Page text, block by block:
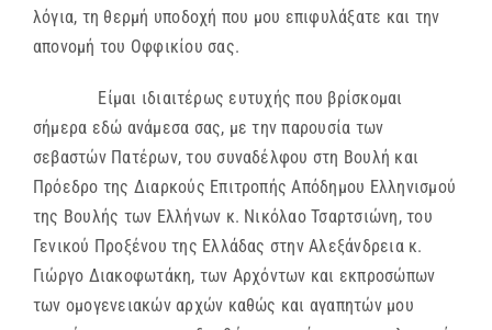
λόγια, τη θερμή υποδοχή που μου επιφυλάξατε και την
απονομή του Οφφικίου σας.
Είμαι ιδιαιτέρως ευτυχής που βρίσκομαι
σήμερα εδώ ανάμεσα σας, με την παρουσία των
σεβαστών Πατέρων, του συναδέλφου στη Βουλή και
Πρόεδρο της Διαρκούς Επιτροπής Απόδημου Ελληνισμού
της Βουλής των Ελλήνων κ. Νικόλαο Τσαρτσιώνη, του
Γενικού Προξένου της Ελλάδας στην Αλεξάνδρεια κ.
Γιώργο Διακοφωτάκη, των Αρχόντων και εκπροσώπων
των ομογενειακών αρχών καθώς και αγαπητών μου